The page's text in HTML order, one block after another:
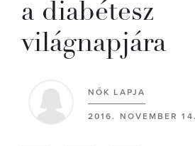
a diabétesz
világnapjára
NŐK LAPJA
2016. NOVEMBER 14.